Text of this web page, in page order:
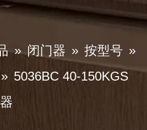
» 闭门器 » 按型号 »
» 5036BC 40-150KGS